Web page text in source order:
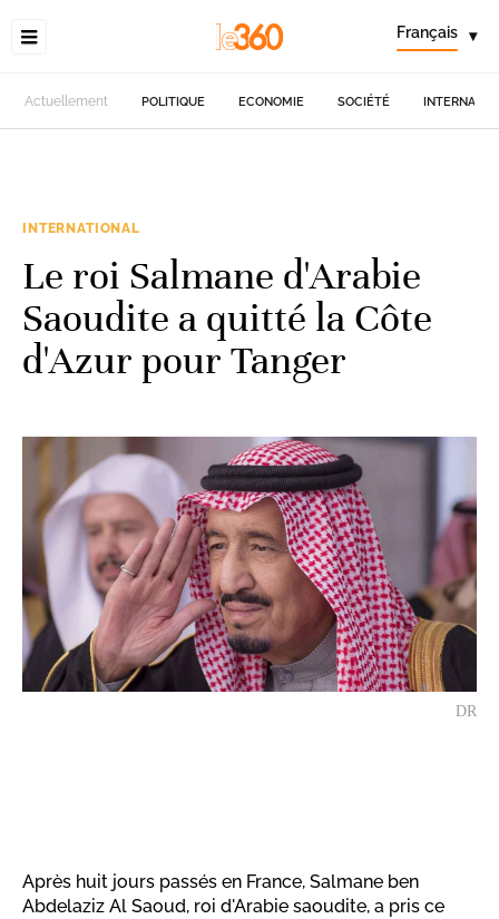
Français ▾
Actuellement POLITIQUE ECONOMIE SOCIÉTÉ
INTERNATIONAL
Le roi Salmane d'Arabie
Saoudite a quitté la Côte
d'Azur pour Tanger
DR
Après huit jours passés en France, Salmane ben
Abdelaziz Al Saoud, roi d'Arabie saoudite, a pris ce